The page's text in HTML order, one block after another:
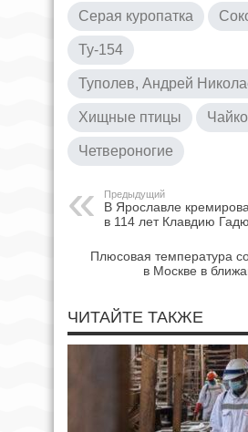
Серая куропатка
Ту-154
Туполев, Андрей
Хищные птицы
Четвероногие
Предыдущий
В Ярославле
в 114 лет Клавдию
Плюсовая температура
в Москве в
ЧИТАЙТЕ ТАКЖЕ